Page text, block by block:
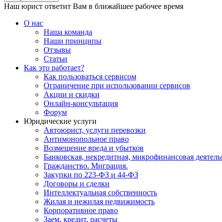
Наш юрист ответит Вам в ближайшее рабочее время
О нас
Наша команда
Наши принципы
Отзывы
Статьи
Как это работает?
Как пользоваться сервисом
Ограничение при использовании сервисов
Акции и скидки
Онлайн-консультация
Форум
Юридические услуги
Автоюрист, услуги перевозки
Антимонопольное право
Возмещение вреда и убытков
Банковская, некредитная, микрофинансовая
Гражданство. Миграция.
Закупки по 223-ФЗ и 44-ФЗ
Договоры и сделки
Интеллектуальная собственность
Жилая и нежилая недвижимость
Корпоративное право
Заем, кредит, расчеты